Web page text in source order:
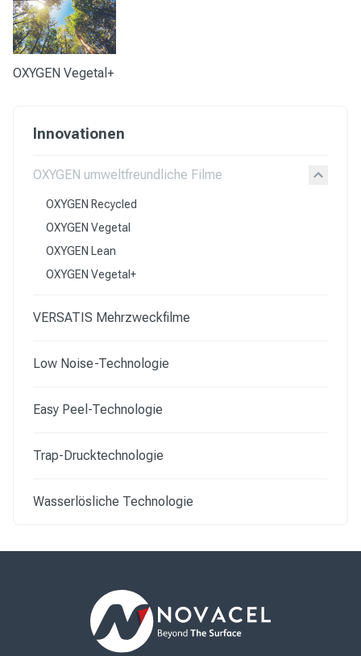
OXYGEN Vegetal+
Innovationen
OXYGEN umweltfreundliche Filme
OXYGEN Recycled
OXYGEN Vegetal
OXYGEN Lean
OXYGEN Vegetal+
VERSATIS Mehrzweckfilme
Low Noise-Technologie
Easy Peel-Technologie
Trap-Drucktechnologie
Wasserlösliche Technologie